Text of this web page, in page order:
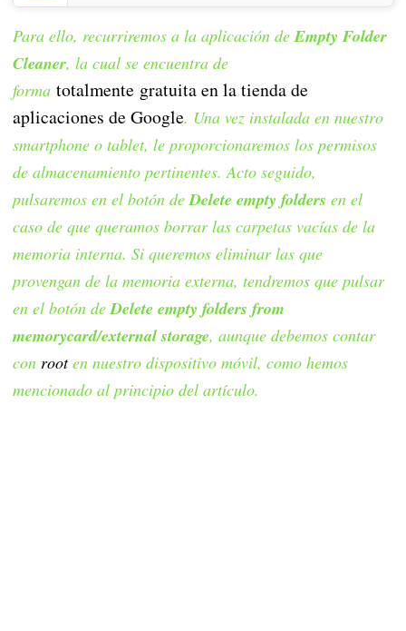
Para ello, recurriremos a la aplicación deEmpty Folder
Cleaner, la cual se encuentra de
forma totalmente gratuita en la tienda de
aplicaciones de Google. Una vez instalada en nuestro
smartphone o tablet, le proporcionaremos los permisos
de almacenamiento pertinentes. Acto seguido,
pulsaremos en el botón deDelete empty folders en el
caso de que queramos borrar las carpetas vacías de la
memoria interna. Si queremos eliminar las que
provengan de la memoria externa, tendremos que pulsar
en el botón deDelete empty folders from
memorycard/external storage, aunque debemos contar
con rooten nuestro dispositivo móvil, como hemos
mencionado al principio del artículo.